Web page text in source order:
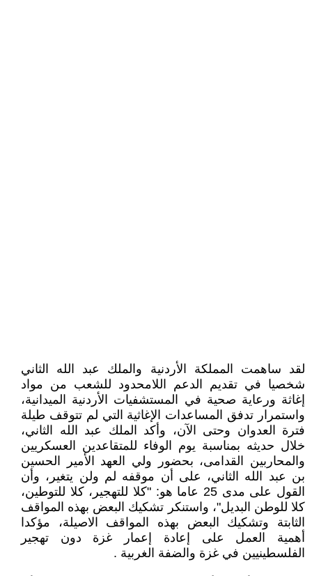
لقد ساهمت المملكة الأردنية والملك عبد الله الثاني
شخصيا في تقديم الدعم اللامحدود للشعب من مواد
إغاثة ورعاية صحية في المستشفيات الأردنية الميدانية،
واستمرار تدفق المساعدات الإغاثية التي لم تتوقف طيلة
فترة العدوان وحتى الآن، وأكد الملك عبد الله الثاني،
خلال حديثه بمناسبة يوم الوفاء للمتقاعدين العسكريين
والمحاربين القدامى، بحضور ولي العهد الأمير الحسين
بن عبد الله الثاني، على أن موقفه لم ولن يتغير، وأن
القول على مدى 25 عاما هو: "كلا للتهجير، كلا للتوطين،
كلا للوطن البديل"، واستنكر تشكيك البعض بهذه المواقف
الثابتة وتشكيك البعض بهذه المواقف الاصيلة، مؤكدا
أهمية العمل على إعادة إعمار غزة دون تهجير
الفلسطينيين في غزة والضفة الغربية .